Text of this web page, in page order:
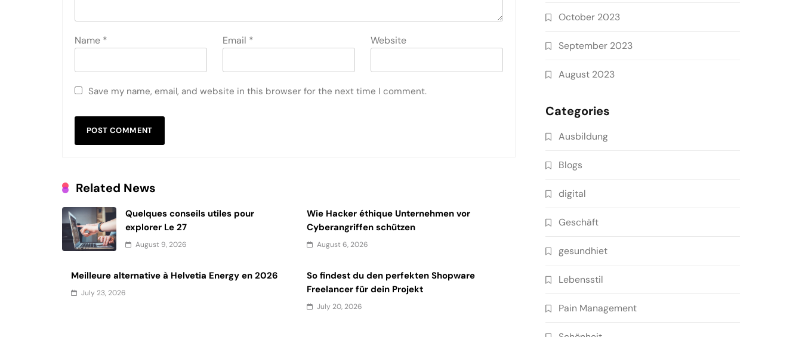
Name * Email * Website
Save my name, email, and website in this browser for the next time I comment.
Related News
Quelques conseils utiles pour
explorer Le 27
August 9, 2026
Wie Hacker éthique Unternehmen vor
Cyberangriffen schützen
August 6, 2026
Meilleure alternative à Helvetia Energy en 2026
July 23, 2026
So findest du den perfekten Shopware
Freelancer für dein Projekt
July 20, 2026
October 2023
September 2023
August 2023
Categories
Ausbildung
Blogs
digital
Geschäft
gesundhiet
Lebensstil
Pain Management